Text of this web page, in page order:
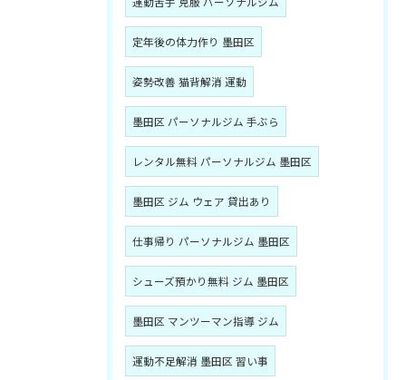
定年後の体力作り 墨田区
姿勢改善 猫背解消 運動
墨田区 パーソナルジム 手ぶら
レンタル無料 パーソナルジム 墨田区
墨田区 ジム ウェア 貸出あり
仕事帰り パーソナルジム 墨田区
シューズ預かり無料 ジム 墨田区
墨田区 マンツーマン指導 ジム
運動不足解消 墨田区 習い事